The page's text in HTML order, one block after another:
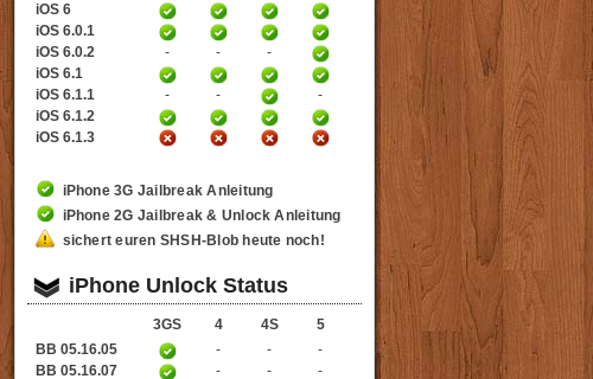
iOS 6
iOS 6.0.1
iOS 6.0.2
- -
-
iOS 6.1
iOS 6.1.1
- -
-
iOS 6.1.2
iOS 6.1.3
iPhone 3G Jailbreak Anleitung
iPhone 2G Jailbreak & Unlock Anleitung
sichert euren SHSH-Blob heute noch!
iPhone Unlock Status
3GS 4 4S
5
BB 05.16.05
- -
-
BB 05.16.07
- -
-